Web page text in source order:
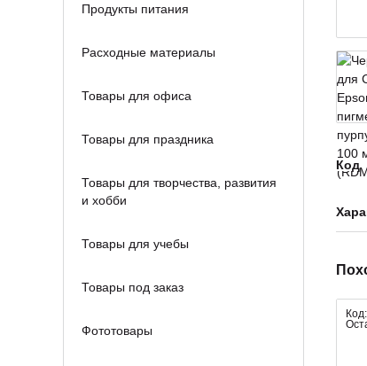
Продукты питания
Расходные материалы
Товары для офиса
Товары для праздника
Товары для творчества, развития
и хобби
Товары для учебы
Товары под заказ
Фототовары
Код
Код: